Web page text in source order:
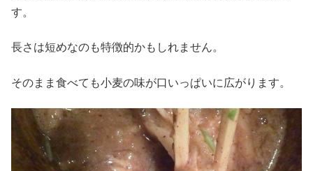
す。
長さは短めなのも特徴的かもしれません。
そのまま食べても小麦の味が口いっぱいに広がります。